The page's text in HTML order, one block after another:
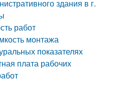
здания в г.
работ
монтажа
показателях
плата рабочих